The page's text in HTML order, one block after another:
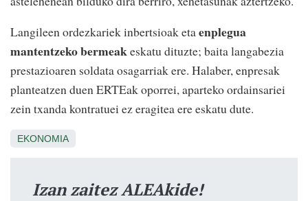
Langileen ordezkariek inbertsioak etaenplegua
mantentzeko bermeakeskatu dituzte; baita langabezia
prestazioaren soldata osagarriak ere. Halaber, enpresak
planteatzen duen ERTEak oporrei, aparteko ordainsariei
zein txanda kontratuei ez eragitea ere eskatu dute.
EKONOMIA
Izan zaitez ALEAkide!